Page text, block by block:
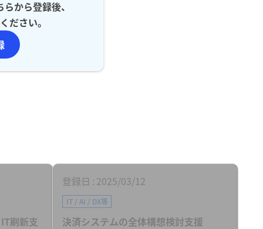
から登録後、
ださい。
刷新支
登録日 2025/03/12
IT / AI / DX等
決済システムの全体構想検討支援